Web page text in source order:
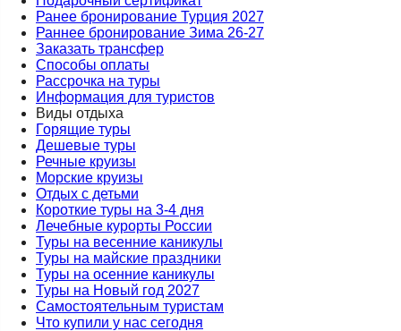
Ранее бронирование Турция 2027
Раннее бронирование Зима 26-27
Заказать трансфер
Способы оплаты
Рассрочка на туры
Информация для туристов
Виды отдыха
Горящие туры
Дешевые туры
Речные круизы
Морские круизы
Отдых с детьми
Короткие туры на 3-4 дня
Лечебные курорты России
Туры на весенние каникулы
Туры на майские праздники
Туры на осенние каникулы
Туры на Новый год 2027
Самостоятельным туристам
Что купили у нас сегодня